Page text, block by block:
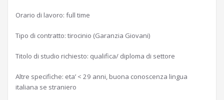
Orario di lavoro: full time
Tipo di contratto: tirocinio (Garanzia Giovani)
Titolo di studio richiesto: qualifica/ diploma di settore
Altre specifiche: eta’ < 29 anni, buona conoscenza lingua
italiana se straniero